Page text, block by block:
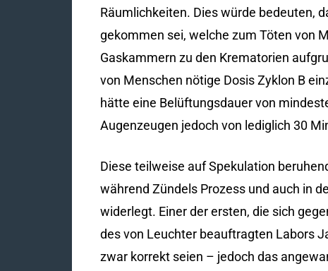
Räumlichkeiten. Dies würde bedeuten,
gekommen sei, welche zum Töten von
Gaskammern zu den Krematorien
von Menschen nötige Dosis Zyklon B
hätte eine Belüftungsdauer von
Augenzeugen jedoch von lediglich 30
Diese teilweise auf Spekulation
während Zündels Prozess und auch in
widerlegt. Einer der ersten, die sich
des von Leuchter beauftragten Labors
zwar korrekt seien – jedoch das